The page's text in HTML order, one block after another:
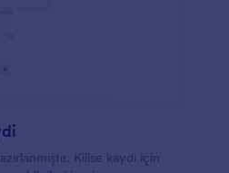
Kilise kaydı için